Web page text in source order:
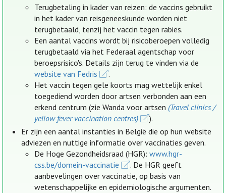
Terugbetaling in kader van reizen: de vaccins gebruikt
in het kader van reisgeneeskunde worden niet
terugbetaald, tenzij het vaccin tegen rabiës.
Een aantal vaccins wordt bij risicoberoepen volledig
terugbetaald via het Federaal agentschap voor
beroepsrisico's. Details zijn terug te vinden via de
website van Fedris
.
Het vaccin tegen gele koorts mag wettelijk enkel
toegediend worden door artsen verbonden aan een
erkend centrum (zie Wanda voor artsen (Travel clinics /
yellow fever vaccination centres)
).
Er zijn een aantal instanties in België die op hun website
adviezen en nuttige informatie over vaccinaties geven.
De Hoge Gezondheidsraad (HGR):www.hgr-
css.be/domein-vaccinatie
. De HGR geeft
aanbevelingen over vaccinatie, op basis van
wetenschappelijke en epidemiologische argumenten.